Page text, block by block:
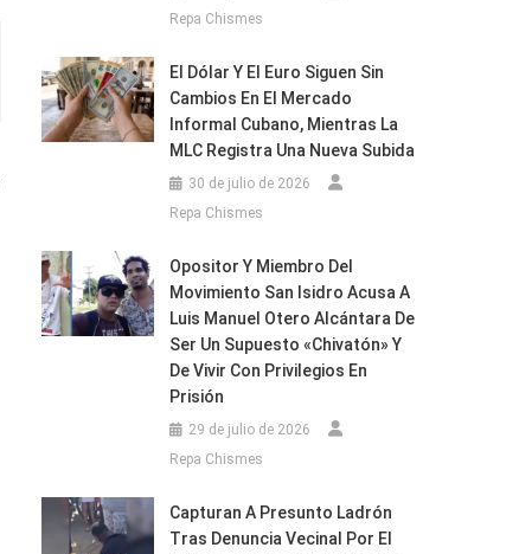
Repa Chismes
El Dólar Y El Euro Siguen Sin
Cambios En El Mercado
Informal Cubano, Mientras La
MLC Registra Una Nueva Subida
30 de julio de 2026
Repa Chismes
Opositor Y Miembro Del
Movimiento San Isidro Acusa A
Luis Manuel Otero Alcántara De
Ser Un Supuesto «chivatón» Y
De Vivir Con Privilegios En
Prisión
29 de julio de 2026
Repa Chismes
Capturan A Presunto Ladrón
Tras Denuncia Vecinal Por El